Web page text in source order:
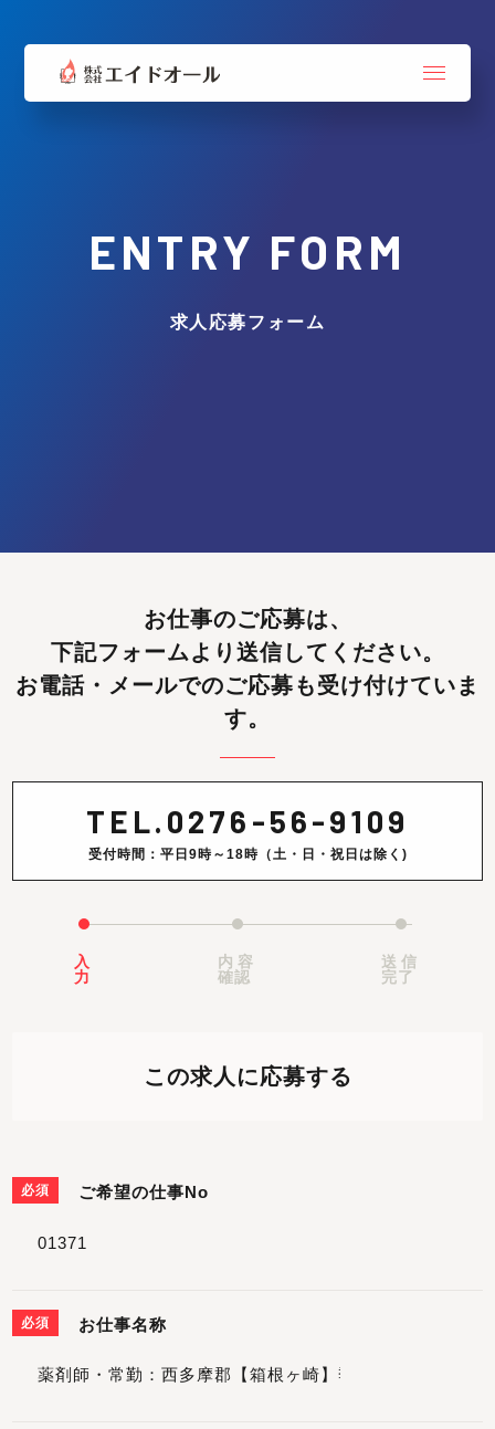
ENTRY FORM
求人応募フォーム
お仕事のご応募は、
下記フォームより送信してください。
お電話・メールでのご応募も受け付けていま
す。
TEL. 0276-56-9109
受付時間：平日9時～18時（土・日・祝日は除く)
入
力
内容
確認
送信
完了
この求人に応募する
必須 ご希望の仕事No
必須 お仕事名称